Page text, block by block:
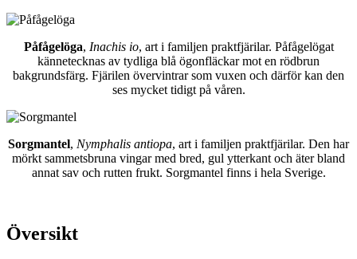
Påfågelöga, Inachis io, art i familjen praktfjärilar. Påfågelögat
kännetecknas av tydliga blå ögonfläckar mot en rödbrun
bakgrundsfärg. Fjärilen övervintrar som vuxen och därför kan den
ses mycket tidigt på våren.
Sorgmantel, Nymphalis antiopa, art i familjen praktfjärilar. Den har
mörkt sammetsbruna vingar med bred, gul ytterkant och äter bland
annat sav och rutten frukt. Sorgmantel finns i hela Sverige.
Översikt